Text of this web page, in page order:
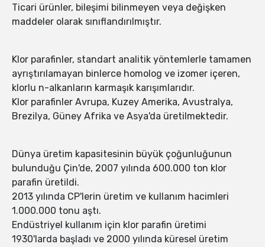
Ticari ürünler, bileşimi bilinmeyen veya değişken
maddeler olarak sınıflandırılmıştır.
Klor parafinler, standart analitik yöntemlerle tamamen
ayrıştırılamayan binlerce homolog ve izomer içeren,
klorlu n-alkanların karmaşık karışımlarıdır.
Klor parafinler Avrupa, Kuzey Amerika, Avustralya,
Brezilya, Güney Afrika ve Asya'da üretilmektedir.
Dünya üretim kapasitesinin büyük çoğunluğunun
bulunduğu Çin'de, 2007 yılında 600.000 ton klor
parafin üretildi.
2013 yılında CP'lerin üretim ve kullanım hacimleri
1.000.000 tonu aştı.
Endüstriyel kullanım için klor parafin üretimi
1930'larda başladı ve 2000 yılında küresel üretim